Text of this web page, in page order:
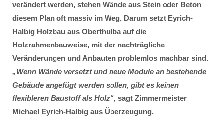
verändert werden, stehen Wände aus Stein oder Beton
diesem Plan oft massiv im Weg. Darum setzt Eyrich-
Halbig Holzbau aus Oberthulba auf die
Holzrahmenbauweise, mit der nachträgliche
Veränderungen und Anbauten problemlos machbar sind.
„Wenn Wände versetzt und neue Module an bestehende
Gebäude angefügt werden sollen, gibt es keinen
flexibleren Baustoff als Holz“, sagt Zimmermeister
Michael Eyrich-Halbig aus Überzeugung.